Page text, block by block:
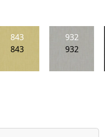
843
843
932
932